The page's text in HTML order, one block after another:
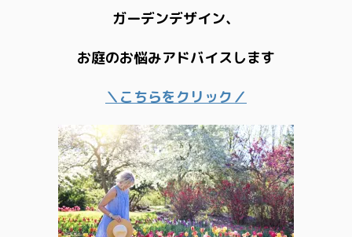
ガーデンデザイン、
お庭のお悩みアドバイスします
＼こちらをクリック／